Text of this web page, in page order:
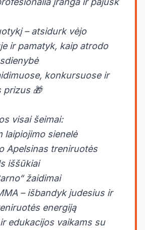
– atsidurk vėjo
ir pamatyk, kaip atrodo
konkursuose ir
prizus 🎁
visai šeimai:
laipiojimo sienelė
Apelsinas treniruotės
iššūkiai
žaidimai
– išbandyk judesius ir
energiją
edukacijos vaikams su